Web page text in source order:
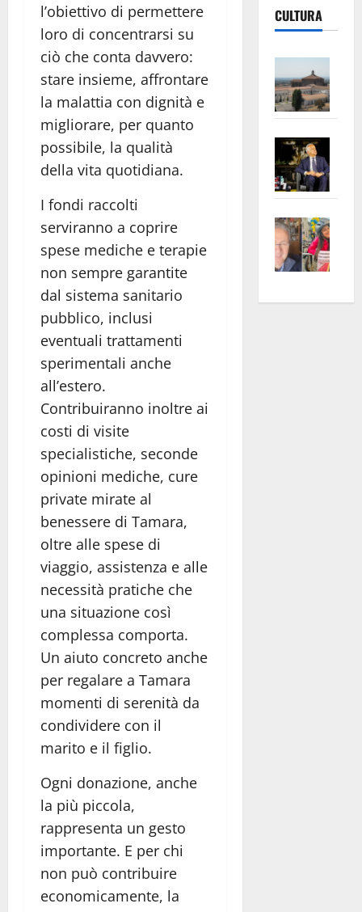
l’obiettivo di permettere
loro di concentrarsi su
ciò che conta davvero:
stare insieme, affrontare
la malattia con dignità e
migliorare, per quanto
possibile, la qualità
della vita quotidiana.
I fondi raccolti
serviranno a coprire
spese mediche e terapie
non sempre garantite
dal sistema sanitario
pubblico, inclusi
eventuali trattamenti
sperimentali anche
all’estero.
Contribuiranno inoltre ai
costi di visite
specialistiche, seconde
opinioni mediche, cure
private mirate al
benessere di Tamara,
oltre alle spese di
viaggio, assistenza e alle
necessità pratiche che
una situazione così
complessa comporta.
Un aiuto concreto anche
per regalare a Tamara
momenti di serenità da
condividere con il
marito e il figlio.
Ogni donazione, anche
la più piccola,
rappresenta un gesto
importante. E per chi
non può contribuire
economicamente, la
CULTURA
euro
apre